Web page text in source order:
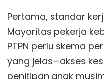
Pertama, standar
Mayoritas pekerja
PTPN perlu skema
yang jelas—akses
penitipan anak